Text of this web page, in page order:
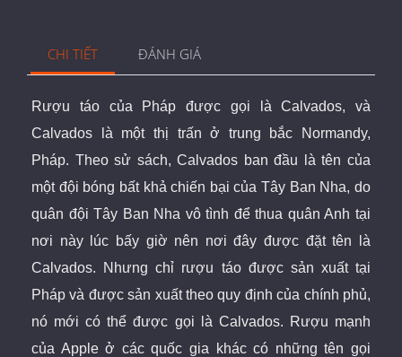
CHI TIẾT ĐÁNH GIÁ
Rượu táo của Pháp được gọi là Calvados, và
Calvados là một thị trấn ở trung bắc Normandy,
Pháp. Theo sử sách, Calvados ban đầu là tên của
một đội bóng bất khả chiến bại của Tây Ban Nha, do
quân đội Tây Ban Nha vô tình để thua quân Anh tại
nơi này lúc bấy giờ nên nơi đây được đặt tên là
Calvados. Nhưng chỉ rượu táo được sản xuất tại
Pháp và được sản xuất theo quy định của chính phủ,
nó mới có thể được gọi là Calvados. Rượu mạnh
của Apple ở các quốc gia khác có những tên gọi